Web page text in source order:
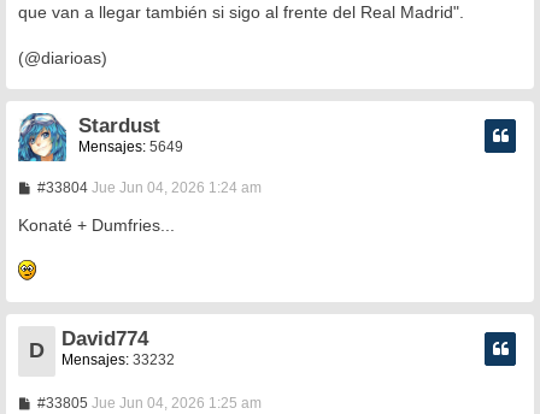
que van a llegar también si sigo al frente del Real Madrid".
(@diarioas)
Stardust
Mensajes: 5649
#33804M
n
s
Jue Jun 04, 2026 1:24 am
Konaté + Dumfries...
D
David774
Mensajes: 33232
#33805MJue Jun 04, 2026 1:25 am